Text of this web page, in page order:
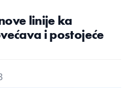
linije ka
i postojeće